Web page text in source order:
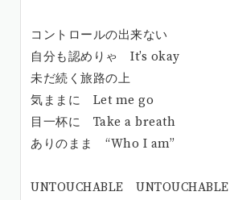
コントロールの出来ない
自分も認めりゃ It’s okay
未だ続く旅路の上
気ままに Let me go
目一杯に Take a breath
ありのまま “Who I am”
UNTOUCHABLE UNTOUCHABLE